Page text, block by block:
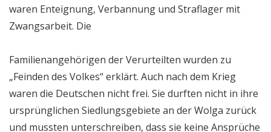
waren Enteignung, Verbannung und Straflager mit
Zwangsarbeit. Die
Familienangehörigen der Verurteilten wurden zu
„Feinden des Volkes“ erklärt. Auch nach dem Krieg
waren die Deutschen nicht frei. Sie durften nicht in ihre
ursprünglichen Siedlungsgebiete an der Wolga zurück
und mussten unterschreiben, dass sie keine Ansprüche